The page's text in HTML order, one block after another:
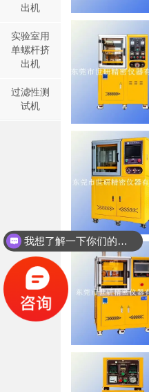
出机
实验室用
单螺杆挤
出机
过滤性测
试机
我想了解一下你们的双螺杆挤出机同？